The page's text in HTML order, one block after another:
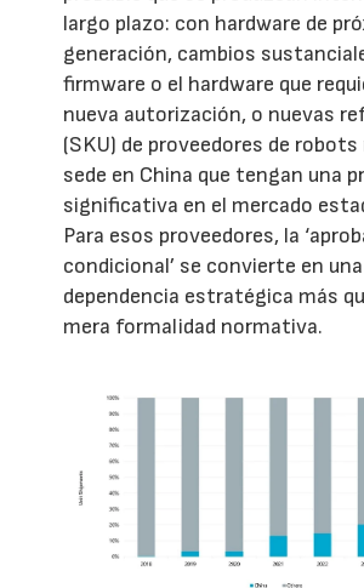
largo plazo: con hardware de
generación, cambios
firmware o el hardware que
nueva autorización, o nuevas
(SKU) de proveedores de
sede en China que tengan una
significativa en el mercado
Para esos proveedores, la
condicional’ se convierte en una
dependencia estratégica más
mera formalidad normativa.